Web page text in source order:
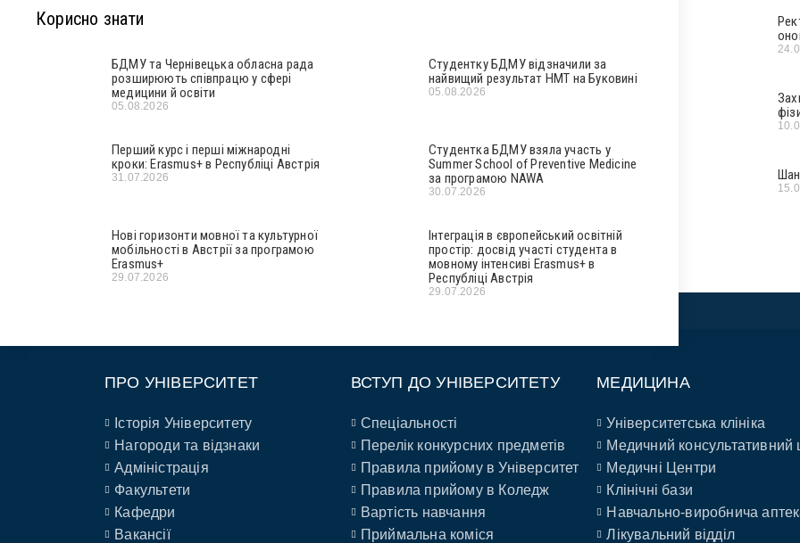
Корисно знати
БДМУ та Чернівецька обласна рада
розширюють співпрацю у сфері
медицини й освіти
05.08.2026
Студентку БДМУ відзначили за
найвищий результат НМТ на Буковині
05.08.2026
Перший курс і перші міжнародні
кроки: Erasmus+ в Республіці Австрія
31.07.2026
Студентка БДМУ взяла участь у
Summer School of Preventive Medicine
за програмою NAWA
30.07.2026
Нові горизонти мовної та культурної
мобільності в Австрії за програмою
Erasmus+
29.07.2026
Інтеграція в європейський освітній
простір: досвід участі студента в
мовному інтенсиві Erasmus+ в
Республіці Австрія
29.07.2026
ПРО УНІВЕРСИТЕТ
Історія Університету
Нагороди та відзнаки
Адміністрація
Факультети
Кафедри
Вакансії
ВСТУП ДО УНІВЕРСИТЕТУ
Спеціальності
Перелік конкурсних предметів
Правила прийому в Університет
Правила прийому в Коледж
Вартість навчання
Приймальна коміся
МЕДИЦИНА
Університетська клініка
Медичний консультативний
Медичні Центри
Клінічні бази
Навчально-виробнича
Лікувальний відділ